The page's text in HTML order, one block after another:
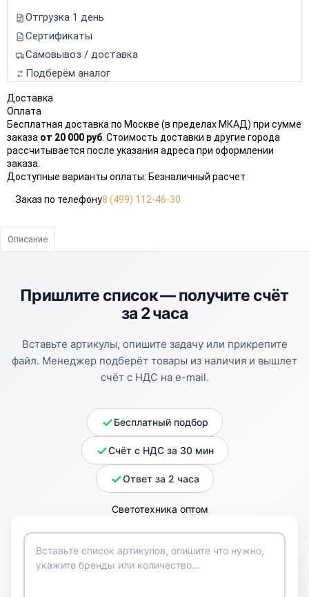
Отгрузка 1 день
Сертификаты
Самовывоз / доставка
Подберём аналог
Доставка
Оплата
Бесплатная доставка по Москве (в пределах МКАД) при сумме
заказа от 20 000 руб . Стоимость доставки в другие города
рассчитывается после указания адреса при оформлении
заказа.
Доступные варианты оплаты: Безналичный расчет
Заказ по телефону8 (499) 112-46-30
Описание
Пришлите список —получите счёт
за 2 часа
Вставьте артикулы, опишите задачу или прикрепите
файл. Менеджер подберёт товары из наличия и вышлет
счёт с НДС на e-mail.
Бесплатный подбор
Счёт с НДС за 30 мин
Ответ за 2 часа